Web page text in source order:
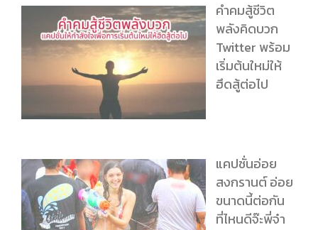
คำคมสู้ชีวิต
พลังคิดบวก
Twitter พร้อม
เริ่มต้นใหม่ให้
ฮึดสู้ต่อไป
แคปชั่นอ่อย
สงกรานต์ อ่อย
ขนาดนี้ต่อกัน
ที่ไหนดีจ๊ะพี่จ๋า